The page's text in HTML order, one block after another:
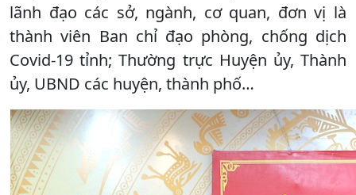
lãnh đạo các sở, ngành, cơ quan, đơn vị là
thành viên Ban chỉ đạo phòng, chống dịch
Covid-19 tỉnh; Thường trực Huyện ủy, Thành
ủy, UBND các huyện, thành phố…